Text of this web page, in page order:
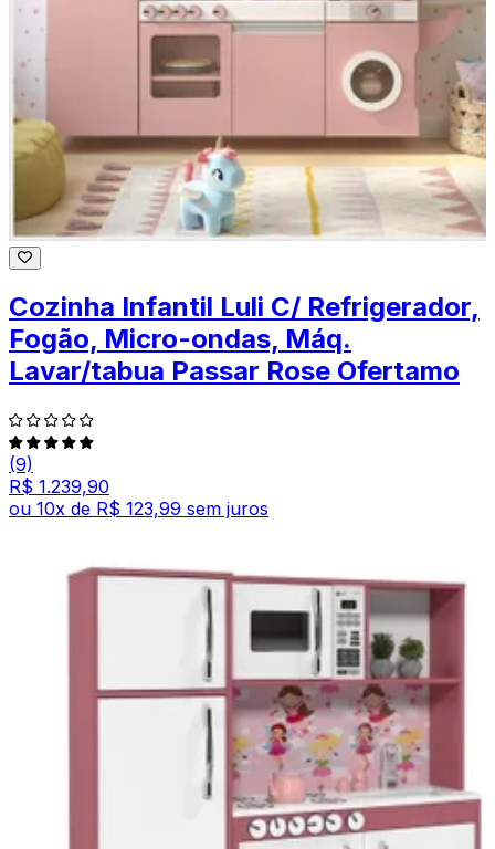
Cozinha Infantil Luli C/ Refrigerador,
Fogão, Micro-ondas, Máq.
Lavar/tabua Passar Rose Ofertamo
(9)
R$ 1.239,90
ou 10x de R$ 123,99 sem juros